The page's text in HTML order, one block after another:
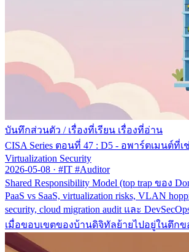
บันทึกส่วนตัว / เรื่องที่เรียน เรื่องที่อ่าน
CISA Series ตอนที่ 47 : D5 - อพาร์ตเมนต์ที่เ
Virtualization Security
2026-05-08 · #IT #Auditor
Shared Responsibility Model (top trap ของ
PaaS vs SaaS, virtualization risks, VLAN
security, cloud migration audit และ
เมื่อขอบเขตของบ้านดิจิทัลย้ายไปอยู่ในตึก